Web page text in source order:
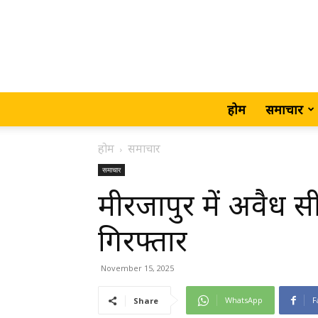
होम समाचार
होम समाचार
समाचार
मीरजापुर में अवैध
गिरफ्तार
November 15, 2025
Share WhatsApp